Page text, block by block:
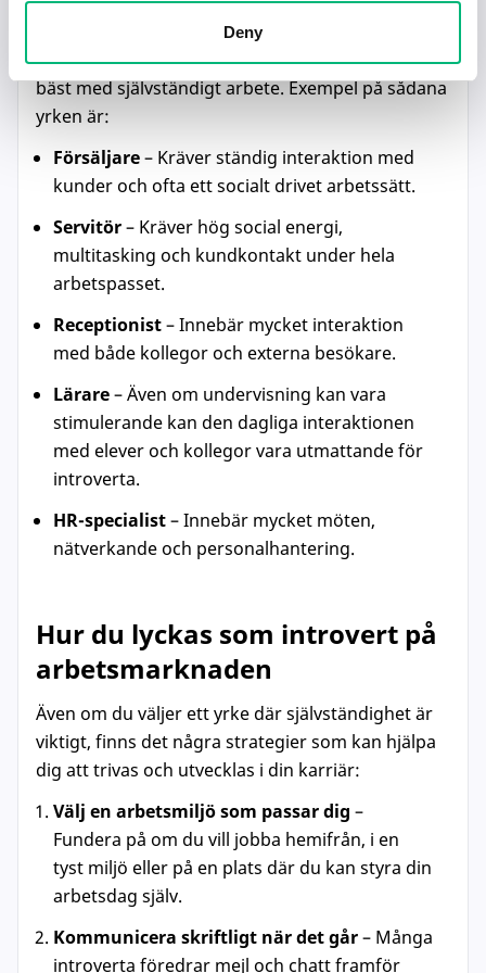
Deny
Alla introverta är olika, men generellt sett kan
vissa jobb vara mer utmanande för den som trivs
bäst med självständigt arbete. Exempel på sådana
yrken är:
Försäljare– Kräver ständig interaktion med
kunder och ofta ett socialt drivet arbetssätt.
Servitör– Kräver hög social energi,
multitasking och kundkontakt under hela
arbetspasset.
Receptionist– Innebär mycket interaktion
med både kollegor och externa besökare.
Lärare– Även om undervisning kan vara
stimulerande kan den dagliga interaktionen
med elever och kollegor vara utmattande för
introverta.
HR-specialist– Innebär mycket möten,
nätverkande och personalhantering.
Hur du lyckas som introvert på
arbetsmarknaden
Även om du väljer ett yrke där självständighet är
viktigt, finns det några strategier som kan hjälpa
dig att trivas och utvecklas i din karriär:
Välj en arbetsmiljö som passar dig –
Fundera på om du vill jobba hemifrån, i en
tyst miljö eller på en plats där du kan styra din
arbetsdag själv.
Kommunicera skriftligt när det går– Många
introverta föredrar mejl och chatt framför